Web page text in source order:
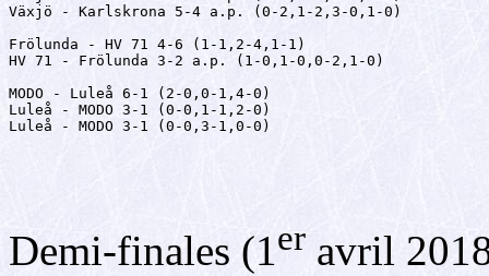
Växjö - Karlskrona 5-4 a.p. (0-2,1-2,3-0,1-0)
Frölunda - HV 71 4-6 (1-1,2-4,1-1)
HV 71 - Frölunda 3-2 a.p. (1-0,1-0,0-2,1-0)
MODO - Luleå 6-1 (2-0,0-1,4-0)
Luleå - MODO 3-1 (0-0,1-1,2-0)
Luleå - MODO 3-1 (0-0,3-1,0-0)
Demi-finales (1er avril